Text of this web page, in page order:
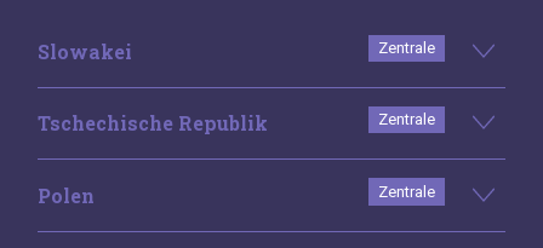
Slowakei Zentrale
Tschechische Republik Zentrale
Polen Zentrale